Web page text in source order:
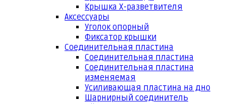
Крышка Х-разветвителя
Аксессуары
Уголок опорный
Фиксатор крышки
Соединительная пластина
Соединительная пластина
Соединительная пластина
изменяемая
Усиливающая пластина на дно
Шарнирный соединитель